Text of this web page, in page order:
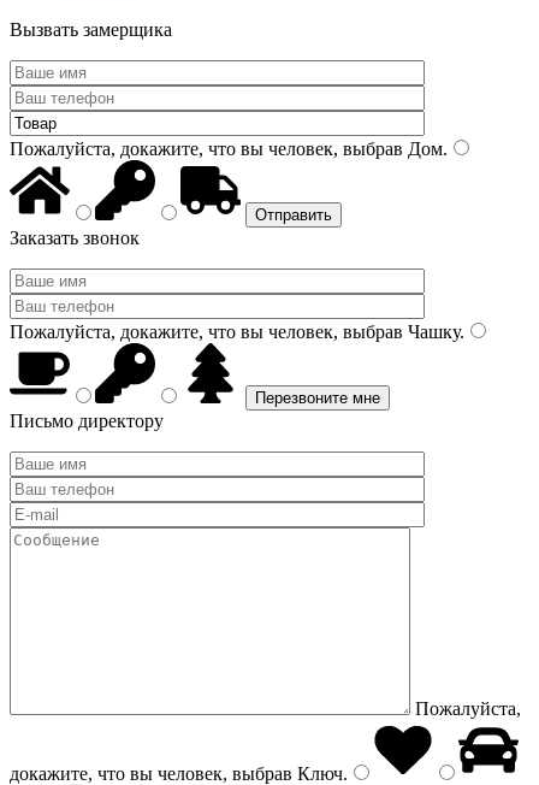
Вызвать замерщика
Пожалуйста, докажите, что вы человек, выбрав Дом.
Заказать звонок
Пожалуйста, докажите, что вы человек, выбрав Чашку.
Письмо директору
Пожалуйста,
докажите, что вы человек, выбрав Ключ.